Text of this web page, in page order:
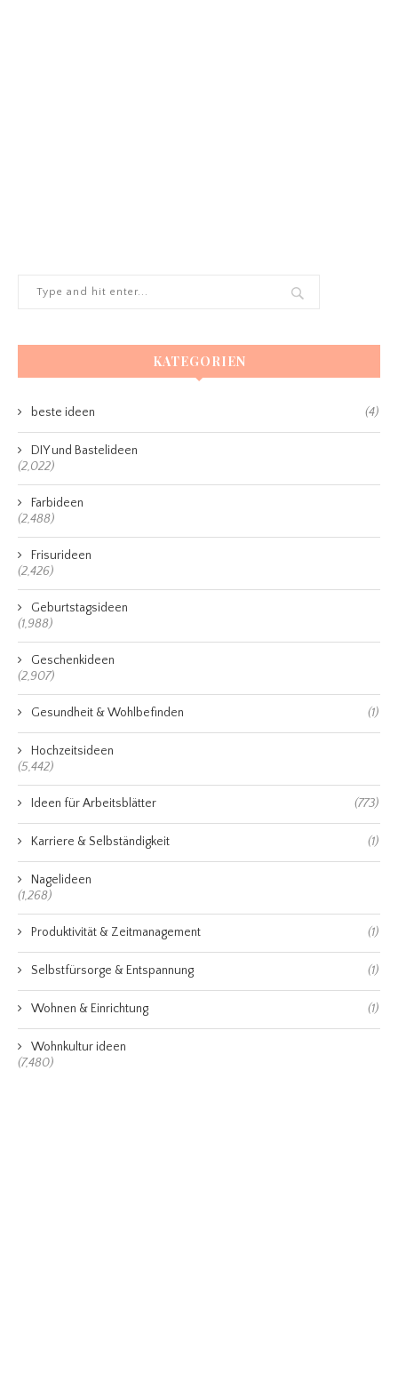
KATEGORIEN
beste ideen (4)
DIY und Bastelideen
(2,022)
Farbideen
(2,488)
Frisurideen
(2,426)
Geburtstagsideen
(1,988)
Geschenkideen
(2,907)
Gesundheit & Wohlbefinden (1)
Hochzeitsideen
(5,442)
Ideen für Arbeitsblätter (773)
Karriere & Selbständigkeit (1)
Nagelideen
(1,268)
Produktivität & Zeitmanagement (1)
Selbstfürsorge & Entspannung (1)
Wohnen & Einrichtung (1)
Wohnkultur ideen
(7,480)